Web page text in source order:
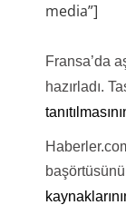
media”]
Fransa’da
hazırladı.